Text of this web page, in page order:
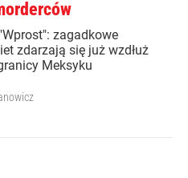
zagadkowe
zdarzają się już wzdłuż
Meksyku